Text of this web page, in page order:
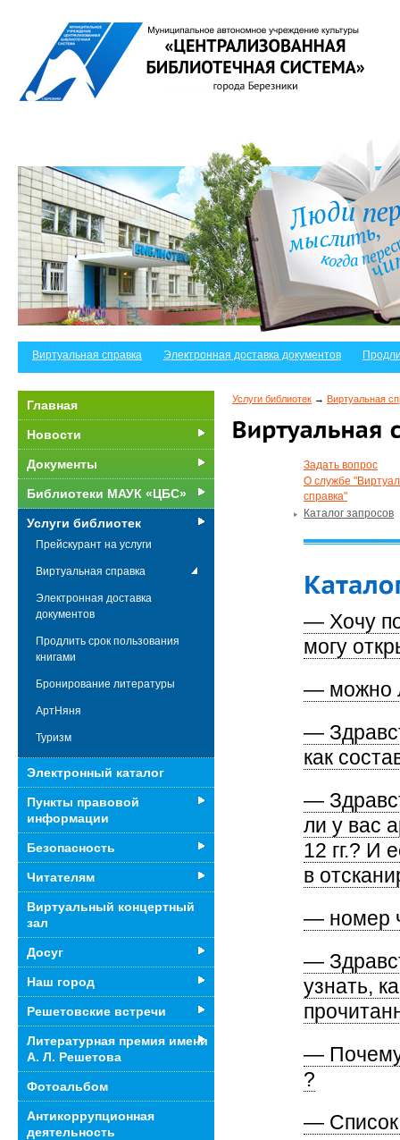
Виртуальная справка Электронная доставка документов
Услуги библиотек → Виртуальная
Задать вопрос
О службе
справка"
Каталог запросов
— Хочу
могу
— можно
—
как
—
ли у вас
12 гг.? И
в
— номер
—
узнать,
— Почему
?
— Список
Главная
Новости
Документы
Библиотеки МАУК «ЦБС»
Услуги библиотек
Прейскурант на услуги
Виртуальная справка
Электронная доставка
документов
Продлить срок пользования
книгами
Бронирование литературы
АртНяня
Туризм
Электронный каталог
Пункты правовой
информации
Безопасность
Читателям
Виртуальный концертный
зал
Досуг
Наш город
Решетовские встречи
Литературная премия имени
А. Л. Решетова
Фотоальбом
Антикоррупционная
деятельность